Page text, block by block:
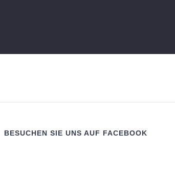
BESUCHEN SIE UNS AUF FACEBOOK